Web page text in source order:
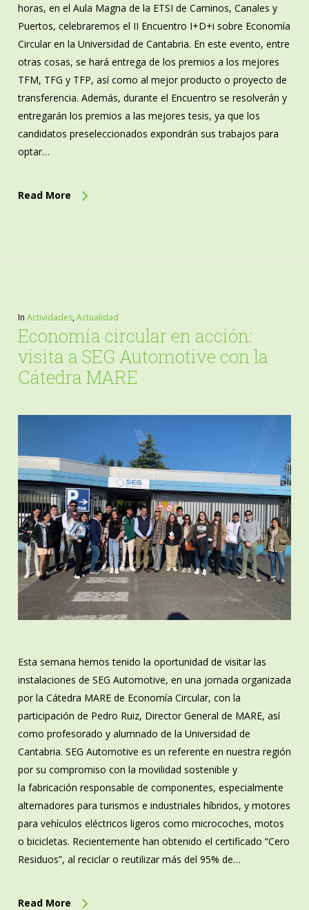
horas, en el Aula Magna de la ETSI de Caminos, Canales y
Puertos, celebraremos el II Encuentro I+D+i sobre Economía
Circular en la Universidad de Cantabria. En este evento, entre
otras cosas, se hará entrega de los premios a los mejores
TFM, TFG y TFP, así como al mejor producto o proyecto de
transferencia. Además, durante el Encuentro se resolverán y
entregarán los premios a las mejores tesis, ya que los
candidatos preseleccionados expondrán sus trabajos para
optar…
Read More
In Actividades,Actualidad
Economía circular en acción:
visita a SEG Automotive con la
Cátedra MARE
Esta semana hemos tenido la oportunidad de visitar las
instalaciones de SEG Automotive, en una jornada organizada
por la Cátedra MARE de Economía Circular, con la
participación de Pedro Ruiz, Director General de MARE, así
como profesorado y alumnado de la Universidad de
Cantabria. SEG Automotive es un referente en nuestra región
por su compromiso con la movilidad sostenible y
la fabricación responsable de componentes, especialmente
alternadores para turismos e industriales híbridos, y motores
para vehículos eléctricos ligeros como microcoches, motos
o bicicletas. Recientemente han obtenido el certificado “Cero
Residuos”, al reciclar o reutilizar más del 95% de…
Read More